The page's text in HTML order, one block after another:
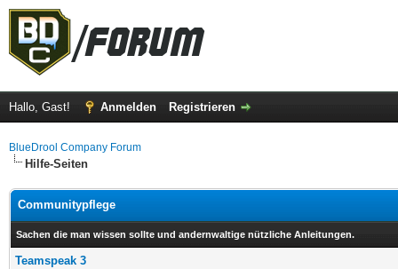
Hallo, Gast! Anmelden Registrieren
BlueDrool Company Forum
Hilfe-Seiten
Communitypflege
Sachen die man wissen sollte und andernwaltige nützliche Anleitungen.
Teamspeak 3